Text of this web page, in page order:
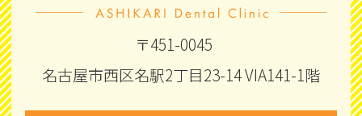
〒451-0045
名古屋市西区名駅2丁目23-14 VIA141-1階